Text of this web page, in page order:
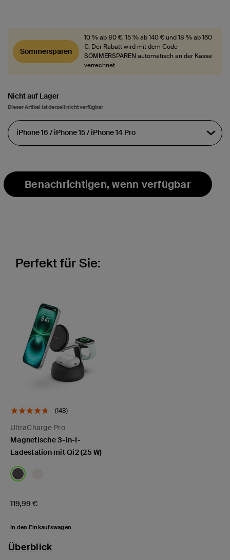
Sommersparen
10 % ab 80 €, 15 % ab 140 € und 18 % ab 160
€. Der Rabatt wird mit dem Code
SOMMERSPAREN automatisch an der Kasse
verrechnet.
Nicht auf Lager
Dieser Artikel ist derzeit nicht verfügbar
Benachrichtigen, wenn verfügbar
Perfekt für Sie:
(148)
UltraCharge Pro
Magnetische 3-in-1-
Ladestation mit Qi2 (25 W)
Price:
119,99 €
In den Einkaufswagen
Überblick